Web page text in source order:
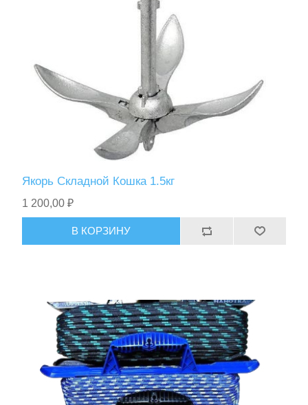
Фонари
Ножи
Якорь Складной Кошка 1.5кг
1 200,00 ₽
В КОРЗИНУ